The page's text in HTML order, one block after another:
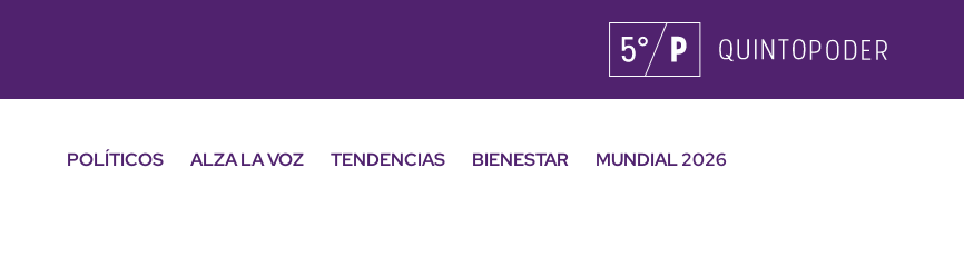
POLÍTICOS ALZA LA VOZ TENDENCIAS BIENESTAR
MUNDIAL 2026